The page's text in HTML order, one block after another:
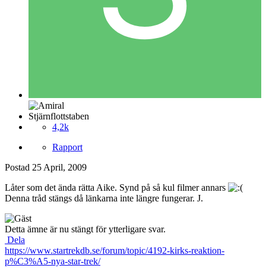
Stjärnflottstaben
4,2k
Rapport
Postad 25 April, 2009
Låter som det ända rätta Aike. Synd på så kul filmer annars
Denna tråd stängs då länkarna inte längre fungerar. J.
Detta ämne är nu stängt för ytterligare svar.
Dela
https://www.startrekdb.se/forum/topic/4192-kirks-reaktion-
p%C3%A5-nya-star-trek/